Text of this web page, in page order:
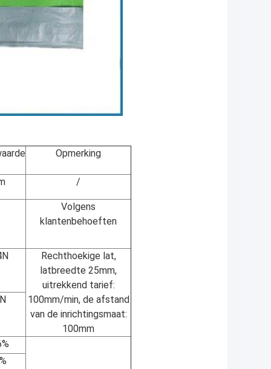
Opmerking
/
Volgens
klantenbehoeften
Rechthoekige lat,
latbreedte 25mm,
uitrekkend tarief:
100mm/min, de afstand
van de inrichtingsmaat:
100mm